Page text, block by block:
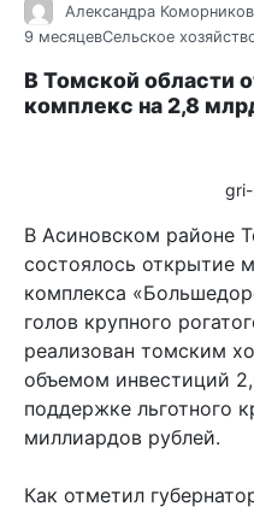
Александра
9 месяцевСельское
В Томской области
комплекс на 2,8
В Асиновском районе
состоялось открытие
комплекса
голов крупного
реализован томским
объемом инвестиций
поддержке льготного
миллиардов рублей.
Как отметил